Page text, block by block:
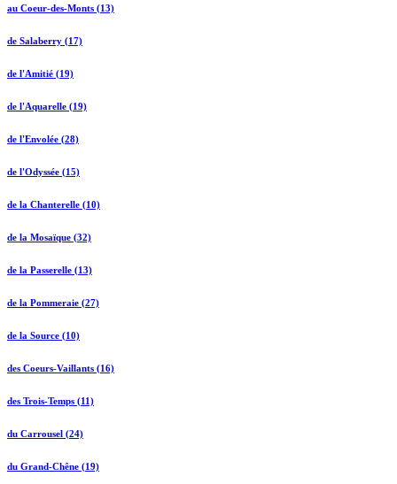
au Coeur-des-Monts (13)
de Salaberry (17)
de l'Amitié (19)
de l'Aquarelle (19)
de l'Envolée (28)
de l'Odyssée (15)
de la Chanterelle (10)
de la Mosaïque (32)
de la Passerelle (13)
de la Pommeraie (27)
de la Source (10)
des Coeurs-Vaillants (16)
des Trois-Temps (11)
du Carrousel (24)
du Grand-Chêne (19)